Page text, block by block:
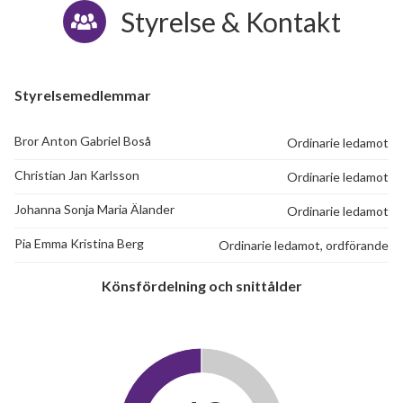
Styrelse & Kontakt
Styrelsemedlemmar
Bror Anton Gabriel Boså Ordinarie ledamot
Christian Jan Karlsson Ordinarie ledamot
Johanna Sonja Maria Älander Ordinarie ledamot
Pia Emma Kristina Berg Ordinarie ledamot, ordförande
Könsfördelning och snittålder